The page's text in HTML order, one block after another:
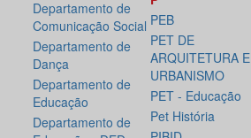
Departamento de
Comunicação Social
Departamento de
Dança
Departamento de
Educação
Departamento de
PEB
PET DE
ARQUITETURA E
URBANISMO
PET - Educação
Pet História